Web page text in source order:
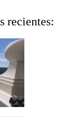
recientes: